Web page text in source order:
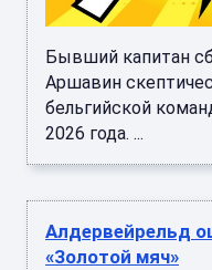
Бывший капитан
Аршавин
бельгийской
2026 года. ...
Алдервейрельд
«Золотой мяч»